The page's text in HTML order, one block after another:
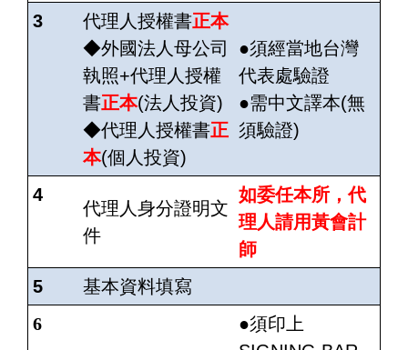
3
代理人授權書正本
◆外國法人母公司
執照+代理人授權
書正本(法人投資)
◆代理人授權書正
本(個人投資)
●須經當地台灣
代表處驗證
●需中文譯本(無
須驗證)
4
代理人身分證明文
件
如委任本所，代
理人請用黃會計
師
5
基本資料填寫
6
●須印上